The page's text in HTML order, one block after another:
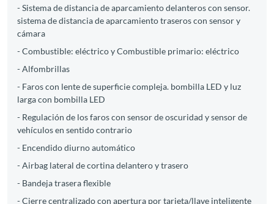
- Sistema de distancia de aparcamiento delanteros con sensor.
sistema de distancia de aparcamiento traseros con sensor y
cámara
- Combustible: eléctrico y Combustible primario: eléctrico
- Alfombrillas
- Faros con lente de superficie compleja. bombilla LED y luz
larga con bombilla LED
- Regulación de los faros con sensor de oscuridad y sensor de
vehículos en sentido contrario
- Encendido diurno automático
- Airbag lateral de cortina delantero y trasero
- Bandeja trasera flexible
- Cierre centralizado con apertura por tarjeta/llave inteligente